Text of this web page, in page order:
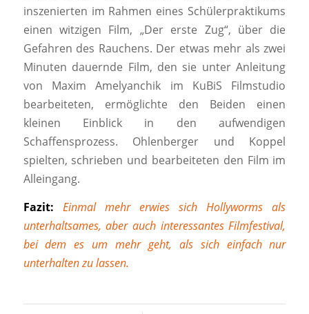
inszenierten im Rahmen eines Schülerpraktikums
einen witzigen Film, „Der erste Zug“, über die
Gefahren des Rauchens. Der etwas mehr als zwei
Minuten dauernde Film, den sie unter Anleitung
von Maxim Amelyanchik im KuBiS Filmstudio
bearbeiteten, ermöglichte den Beiden einen
kleinen Einblick in den aufwendigen
Schaffensprozess. Ohlenberger und Koppel
spielten, schrieben und bearbeiteten den Film im
Alleingang.
Fazit: Einmal mehr erwies sich Hollyworms als
unterhaltsames, aber auch interessantes Filmfestival,
bei dem es um mehr geht, als sich einfach nur
unterhalten zu lassen.